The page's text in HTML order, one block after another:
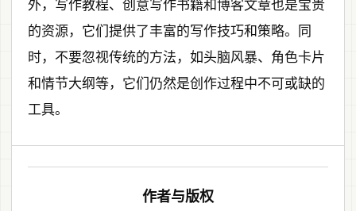
外，写作教程、创意写作书籍和博客文章也是宝贵
的资源，它们提供了丰富的写作技巧和策略。同
时，不要忽视传统的方法，如头脑风暴、角色卡片
和情节大纲等，它们仍然是创作过程中不可或缺的
工具。
作者与版权